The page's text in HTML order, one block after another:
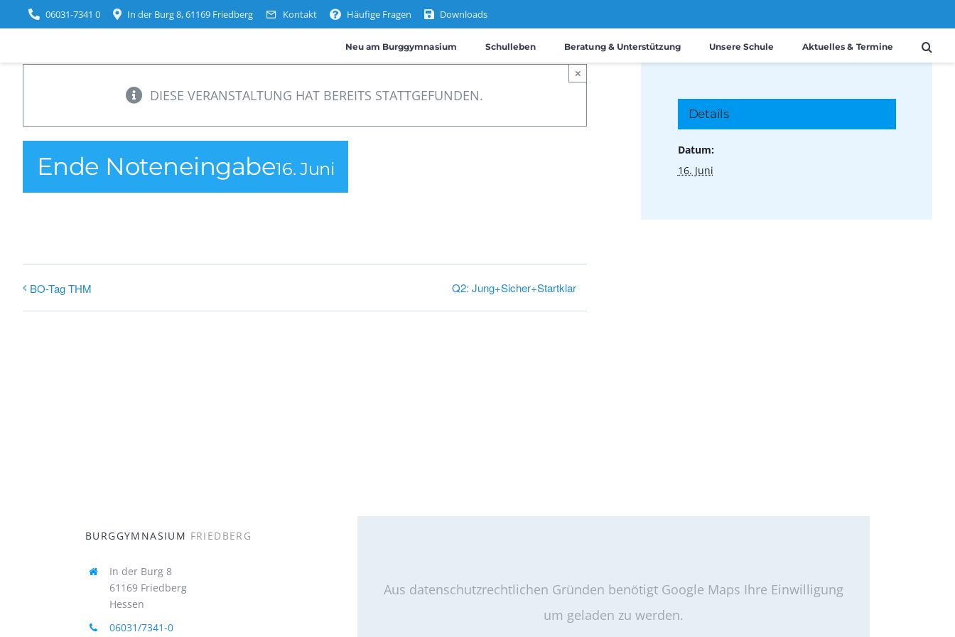
springen
06031-7341 0 In der Burg 8, 61169 Friedberg Kontakt Häufige Fragen Downloads
Neu am Burggymnasium Schulleben Beratung & Unterstützung Unsere Schule Aktuelles & Termine
DIESE VERANSTALTUNG HAT BEREITS STATTGEFUNDEN.
×
Ende Noteneingabe16. Juni
BO-Tag THM Q2: Jung+Sicher+Startklar
Details
Datum:
16. Juni
BURGGYMNASIUM FRIEDBERG
In der Burg 8
61169 Friedberg
Hessen
06031/7341-0
Aus datenschutzrechtlichen Gründen benötigt Google Maps Ihre Einwilligung
um geladen zu werden.